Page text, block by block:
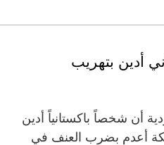
أدين بتهريب
أن شخصاً باكستانياً أدين
أعدم بضرب العنف في